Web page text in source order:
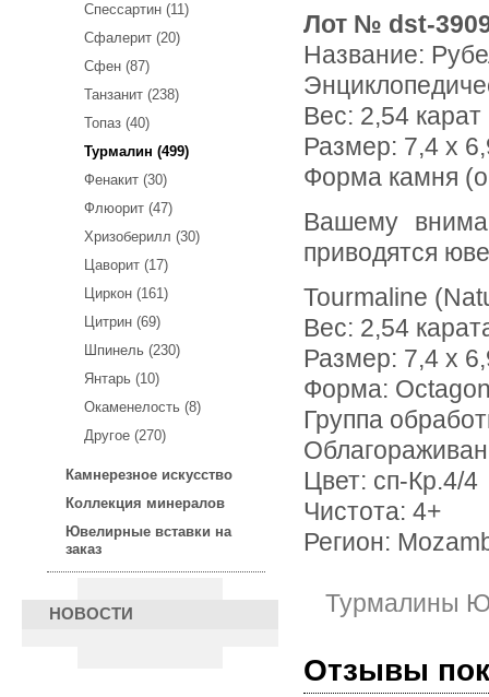
Спессартин (11)
Сфалерит (20)
Сфен (87)
Танзанит (238)
Топаз (40)
Турмалин (499)
Фенакит (30)
Флюорит (47)
Хризоберилл (30)
Цаворит (17)
Циркон (161)
Цитрин (69)
Шпинель (230)
Янтарь (10)
Окаменелость (8)
Другое (270)
Камнерезное искусство
Коллекция минералов
Ювелирные вставки на
заказ
НОВОСТИ
Лот № dst-
Название:
Вес: 2,54 карат
Размер: 7,4 x
Форма камня
Вашему вниманию предлагается рубеллит турмалин! Ниже
приводятся
Tourmaline
Вес: 2,54
Размер: 7,4 х
Форма:
Группа
Цвет: сп-Кр.4/4
Чистота: 4+
Регион:
Турмалины
Отзывы